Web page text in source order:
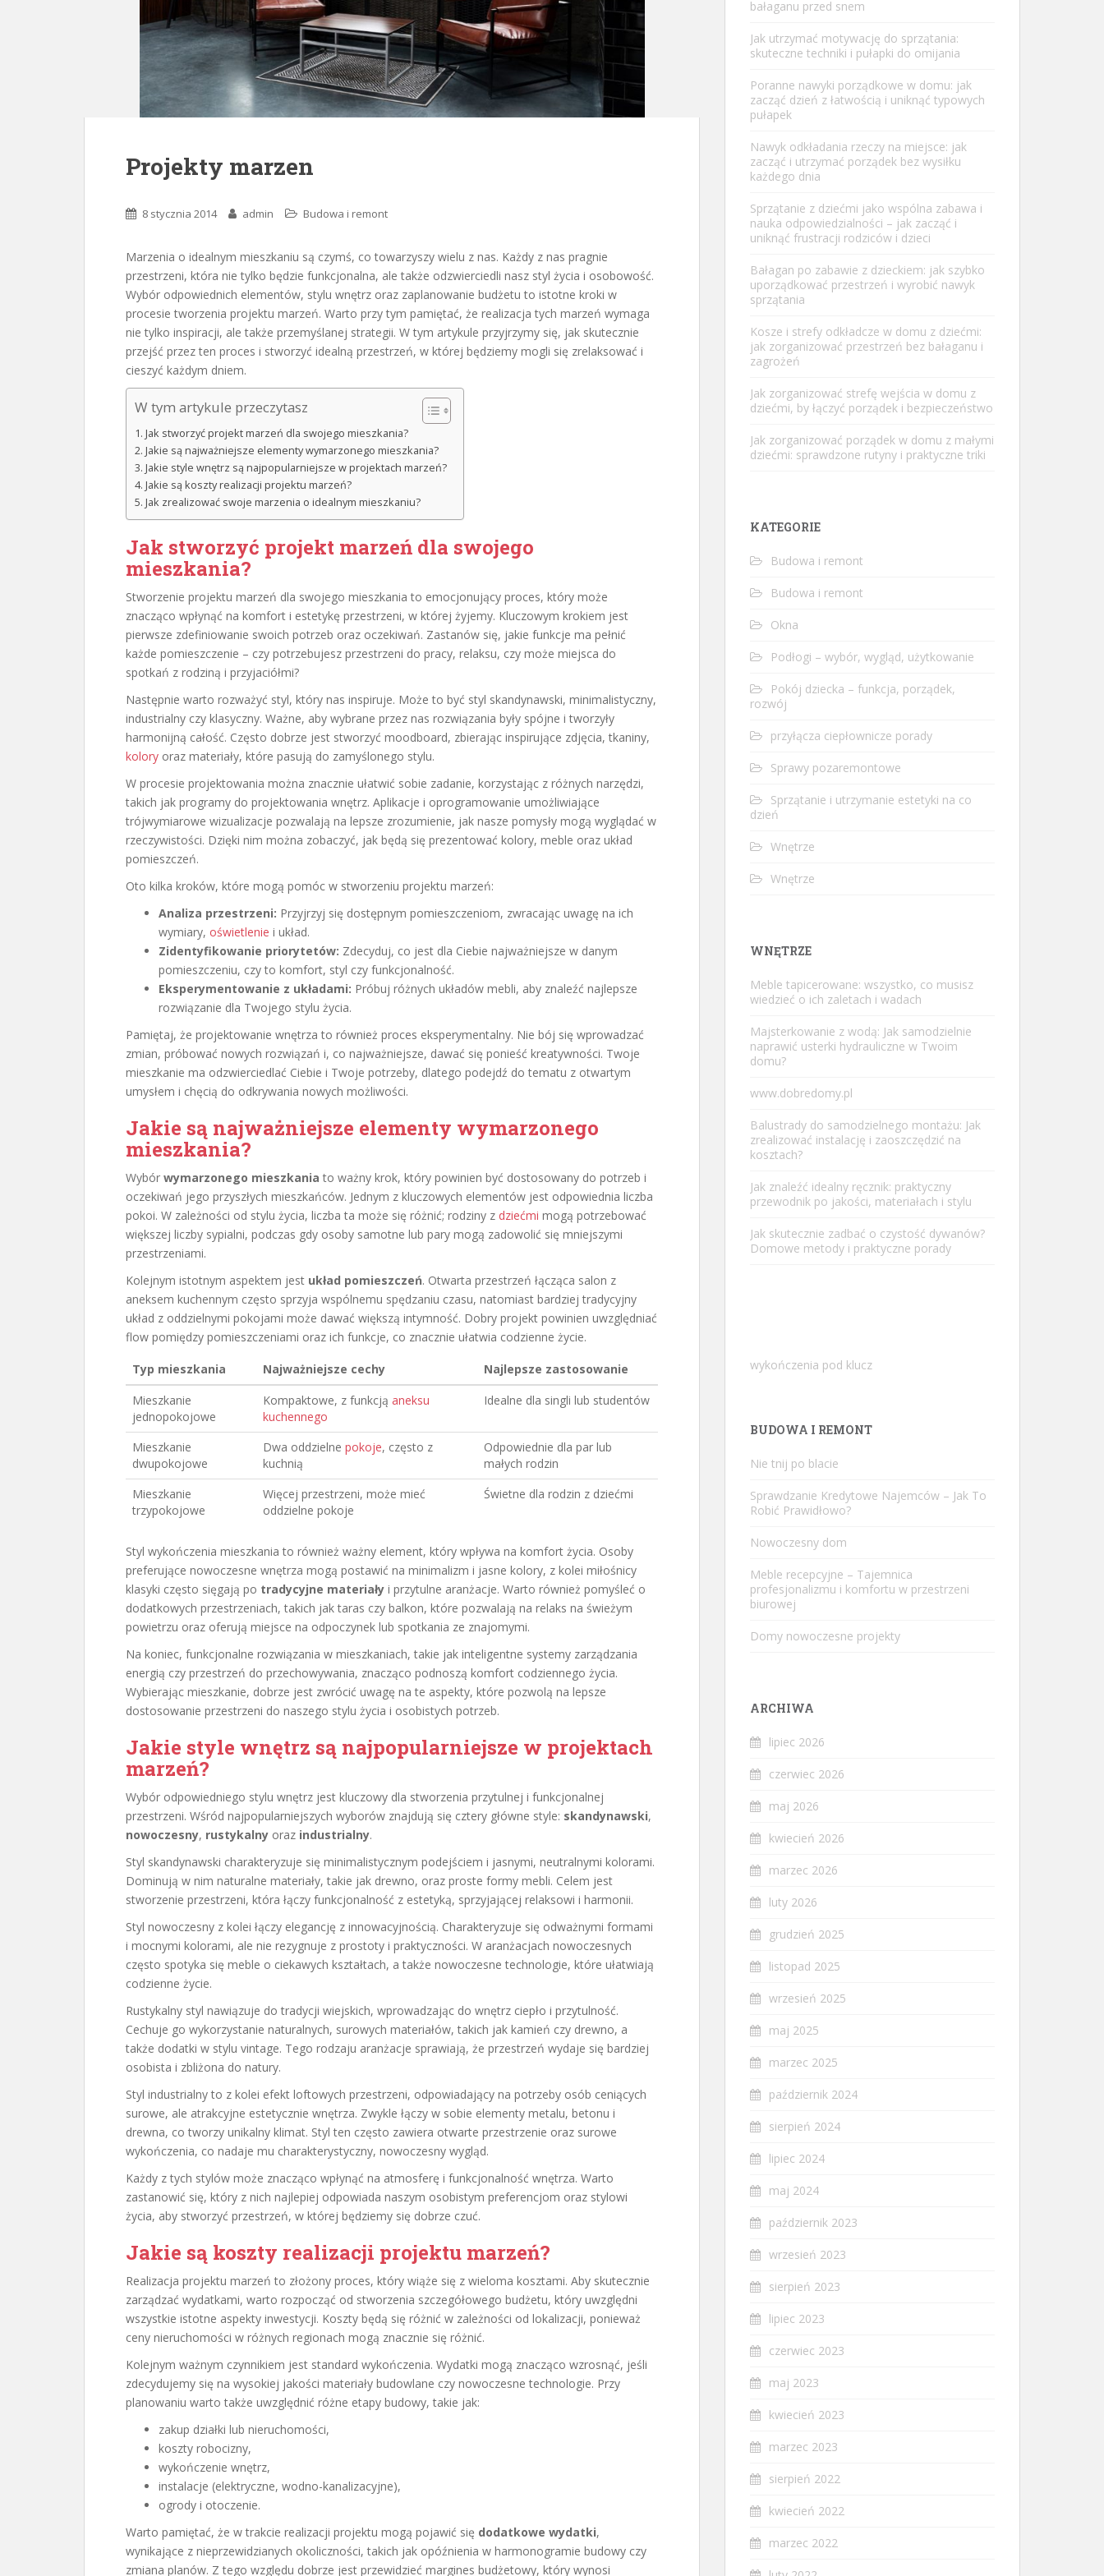
Projekty marzen
8 stycznia 2014 admin Budowa i remont
Marzenia o idealnym mieszkaniu są czymś, co towarzyszy wielu z nas. Każdy z nas pragnie
przestrzeni, która nie tylko będzie funkcjonalna, ale także odzwierciedli nasz styl życia i osobowość.
Wybór odpowiednich elementów, stylu wnętrz oraz zaplanowanie budżetu to istotne kroki w
procesie tworzenia projektu marzeń. Warto przy tym pamiętać, że realizacja tych marzeń wymaga
nie tylko inspiracji, ale także przemyślanej strategii. W tym artykule przyjrzymy się, jak skutecznie
przejść przez ten proces i stworzyć idealną przestrzeń, w której będziemy mogli się zrelaksować i
cieszyć każdym dniem.
W tym artykule przeczytasz
Jak stworzyć projekt marzeń dla swojego mieszkania?
Jakie są najważniejsze elementy wymarzonego mieszkania?
Jakie style wnętrz są najpopularniejsze w projektach marzeń?
Jakie są koszty realizacji projektu marzeń?
Jak zrealizować swoje marzenia o idealnym mieszkaniu?
Jak stworzyć projekt marzeń dla swojego
mieszkania?
Stworzenie projektu marzeń dla swojego mieszkania to emocjonujący proces, który może
znacząco wpłynąć na komfort i estetykę przestrzeni, w której żyjemy. Kluczowym krokiem jest
pierwsze zdefiniowanie swoich potrzeb oraz oczekiwań. Zastanów się, jakie funkcje ma pełnić
każde pomieszczenie – czy potrzebujesz przestrzeni do pracy, relaksu, czy może miejsca do
spotkań z rodziną i przyjaciółmi?
Następnie warto rozważyć styl, który nas inspiruje. Może to być styl skandynawski, minimalistyczny,
industrialny czy klasyczny. Ważne, aby wybrane przez nas rozwiązania były spójne i tworzyły
harmonijną całość. Często dobrze jest stworzyć moodboard, zbierając inspirujące zdjęcia, tkaniny,
kolory oraz materiały, które pasują do zamyślonego stylu.
W procesie projektowania można znacznie ułatwić sobie zadanie, korzystając z różnych narzędzi,
takich jak programy do projektowania wnętrz. Aplikacje i oprogramowanie umożliwiające
trójwymiarowe wizualizacje pozwalają na lepsze zrozumienie, jak nasze pomysły mogą wyglądać w
rzeczywistości. Dzięki nim można zobaczyć, jak będą się prezentować kolory, meble oraz układ
pomieszczeń.
Oto kilka kroków, które mogą pomóc w stworzeniu projektu marzeń:
Analiza przestrzeni: Przyjrzyj się dostępnym pomieszczeniom, zwracając uwagę na ich
wymiary, oświetlenie i układ.
Zidentyfikowanie priorytetów: Zdecyduj, co jest dla Ciebie najważniejsze w danym
pomieszczeniu, czy to komfort, styl czy funkcjonalność.
Eksperymentowanie z układami: Próbuj różnych układów mebli, aby znaleźć najlepsze
rozwiązanie dla Twojego stylu życia.
Pamiętaj, że projektowanie wnętrza to również proces eksperymentalny. Nie bój się wprowadzać
zmian, próbować nowych rozwiązań i, co najważniejsze, dawać się ponieść kreatywności. Twoje
mieszkanie ma odzwierciedlać Ciebie i Twoje potrzeby, dlatego podejdź do tematu z otwartym
umysłem i chęcią do odkrywania nowych możliwości.
Jakie są najważniejsze elementy wymarzonego
mieszkania?
Wybór wymarzonego mieszkania to ważny krok, który powinien być dostosowany do potrzeb i
oczekiwań jego przyszłych mieszkańców. Jednym z kluczowych elementów jest odpowiednia liczba
pokoi. W zależności od stylu życia, liczba ta może się różnić; rodziny z dziećmi mogą potrzebować
większej liczby sypialni, podczas gdy osoby samotne lub pary mogą zadowolić się mniejszymi
przestrzeniami.
Kolejnym istotnym aspektem jest układ pomieszczeń. Otwarta przestrzeń łącząca salon z
aneksem kuchennym często sprzyja wspólnemu spędzaniu czasu, natomiast bardziej tradycyjny
układ z oddzielnymi pokojami może dawać większą intymność. Dobry projekt powinien uwzględniać
flow pomiędzy pomieszczeniami oraz ich funkcje, co znacznie ułatwia codzienne życie.
Typ mieszkania Najważniejsze cechy
Najlepsze zastosowanie
Mieszkanie
jednopokojowe
Kompaktowe, z funkcją aneksu
kuchennego
Idealne dla singli lub studentów
Mieszkanie
dwupokojowe
Dwa oddzielne pokoje, często z
kuchnią
Odpowiednie dla par lub
małych rodzin
Mieszkanie
trzypokojowe
Więcej przestrzeni, może mieć
oddzielne pokoje
Świetne dla rodzin z dziećmi
Styl wykończenia mieszkania to również ważny element, który wpływa na komfort życia. Osoby
preferujące nowoczesne wnętrza mogą postawić na minimalizm i jasne kolory, z kolei miłośnicy
klasyki często sięgają po tradycyjne materiały i przytulne aranżacje. Warto również pomyśleć o
dodatkowych przestrzeniach, takich jak taras czy balkon, które pozwalają na relaks na świeżym
powietrzu oraz oferują miejsce na odpoczynek lub spotkania ze znajomymi.
Na koniec, funkcjonalne rozwiązania w mieszkaniach, takie jak inteligentne systemy zarządzania
energią czy przestrzeń do przechowywania, znacząco podnoszą komfort codziennego życia.
Wybierając mieszkanie, dobrze jest zwrócić uwagę na te aspekty, które pozwolą na lepsze
dostosowanie przestrzeni do naszego stylu życia i osobistych potrzeb.
Jakie style wnętrz są najpopularniejsze w projektach
marzeń?
Wybór odpowiedniego stylu wnętrz jest kluczowy dla stworzenia przytulnej i funkcjonalnej
przestrzeni. Wśród najpopularniejszych wyborów znajdują się cztery główne style: skandynawski,
nowoczesny, rustykalny oraz industrialny.
Styl skandynawski charakteryzuje się minimalistycznym podejściem i jasnymi, neutralnymi kolorami.
Dominują w nim naturalne materiały, takie jak drewno, oraz proste formy mebli. Celem jest
stworzenie przestrzeni, która łączy funkcjonalność z estetyką, sprzyjającej relaksowi i harmonii.
Styl nowoczesny z kolei łączy elegancję z innowacyjnością. Charakteryzuje się odważnymi formami
i mocnymi kolorami, ale nie rezygnuje z prostoty i praktyczności. W aranżacjach nowoczesnych
często spotyka się meble o ciekawych kształtach, a także nowoczesne technologie, które ułatwiają
codzienne życie.
Rustykalny styl nawiązuje do tradycji wiejskich, wprowadzając do wnętrz ciepło i przytulność.
Cechuje go wykorzystanie naturalnych, surowych materiałów, takich jak kamień czy drewno, a
także dodatki w stylu vintage. Tego rodzaju aranżacje sprawiają, że przestrzeń wydaje się bardziej
osobista i zbliżona do natury.
Styl industrialny to z kolei efekt loftowych przestrzeni, odpowiadający na potrzeby osób ceniących
surowe, ale atrakcyjne estetycznie wnętrza. Zwykle łączy w sobie elementy metalu, betonu i
drewna, co tworzy unikalny klimat. Styl ten często zawiera otwarte przestrzenie oraz surowe
wykończenia, co nadaje mu charakterystyczny, nowoczesny wygląd.
Każdy z tych stylów może znacząco wpłynąć na atmosferę i funkcjonalność wnętrza. Warto
zastanowić się, który z nich najlepiej odpowiada naszym osobistym preferencjom oraz stylowi
życia, aby stworzyć przestrzeń, w której będziemy się dobrze czuć.
Jakie są koszty realizacji projektu marzeń?
Realizacja projektu marzeń to złożony proces, który wiąże się z wieloma kosztami. Aby skutecznie
zarządzać wydatkami, warto rozpocząć od stworzenia szczegółowego budżetu, który uwzględni
wszystkie istotne aspekty inwestycji. Koszty będą się różnić w zależności od lokalizacji, ponieważ
ceny nieruchomości w różnych regionach mogą znacznie się różnić.
Kolejnym ważnym czynnikiem jest standard wykończenia. Wydatki mogą znacząco wzrosnąć, jeśli
zdecydujemy się na wysokiej jakości materiały budowlane czy nowoczesne technologie. Przy
planowaniu warto także uwzględnić różne etapy budowy, takie jak:
zakup działki lub nieruchomości,
koszty robocizny,
wykończenie wnętrz,
instalacje (elektryczne, wodno-kanalizacyjne),
ogrody i otoczenie.
Warto pamiętać, że w trakcie realizacji projektu mogą pojawić się dodatkowe wydatki,
wynikające z nieprzewidzianych okoliczności, takich jak opóźnienia w harmonogramie budowy czy
zmiana planów. Z tego względu dobrze jest przewidzieć margines budżetowy, który wynosi
bałaganu przed snem
Jak utrzymać motywację do sprzątania:
skuteczne techniki i pułapki do omijania
Poranne nawyki porządkowe w domu: jak
zacząć dzień z łatwością i uniknąć typowych
pułapek
Nawyk odkładania rzeczy na miejsce: jak
zacząć i utrzymać porządek bez wysiłku
każdego dnia
Sprzątanie z dziećmi jako wspólna zabawa i
nauka odpowiedzialności – jak zacząć i
uniknąć frustracji rodziców i dzieci
Bałagan po zabawie z dzieckiem: jak szybko
uporządkować przestrzeń i wyrobić nawyk
sprzątania
Kosze i strefy odkładcze w domu z dziećmi:
jak zorganizować przestrzeń bez bałaganu i
zagrożeń
Jak zorganizować strefę wejścia w domu z
dziećmi, by łączyć porządek i bezpieczeństwo
Jak zorganizować porządek w domu z małymi
dziećmi: sprawdzone rutyny i praktyczne triki
KATEGORIE
Budowa i remont
Budowa i remont
Okna
Podłogi – wybór, wygląd, użytkowanie
Pokój dziecka – funkcja, porządek,
rozwój
przyłącza ciepłownicze porady
Sprawy pozaremontowe
Sprzątanie i utrzymanie estetyki na co
dzień
Wnętrze
Wnętrze
WNĘTRZE
Meble tapicerowane: wszystko, co musisz
wiedzieć o ich zaletach i wadach
Majsterkowanie z wodą: Jak samodzielnie
naprawić usterki hydrauliczne w Twoim
domu?
www.dobredomy.pl
Balustrady do samodzielnego montażu: Jak
zrealizować instalację i zaoszczędzić na
kosztach?
Jak znaleźć idealny ręcznik: praktyczny
przewodnik po jakości, materiałach i stylu
Jak skutecznie zadbać o czystość dywanów?
Domowe metody i praktyczne porady
wykończenia pod klucz
BUDOWA I REMONT
Nie tnij po blacie
Sprawdzanie Kredytowe Najemców – Jak To
Robić Prawidłowo?
Nowoczesny dom
Meble recepcyjne – Tajemnica
profesjonalizmu i komfortu w przestrzeni
biurowej
Domy nowoczesne projekty
ARCHIWA
lipiec 2026
czerwiec 2026
maj 2026
kwiecień 2026
marzec 2026
luty 2026
grudzień 2025
listopad 2025
wrzesień 2025
maj 2025
marzec 2025
październik 2024
sierpień 2024
lipiec 2024
maj 2024
październik 2023
wrzesień 2023
sierpień 2023
lipiec 2023
czerwiec 2023
maj 2023
kwiecień 2023
marzec 2023
sierpień 2022
kwiecień 2022
marzec 2022